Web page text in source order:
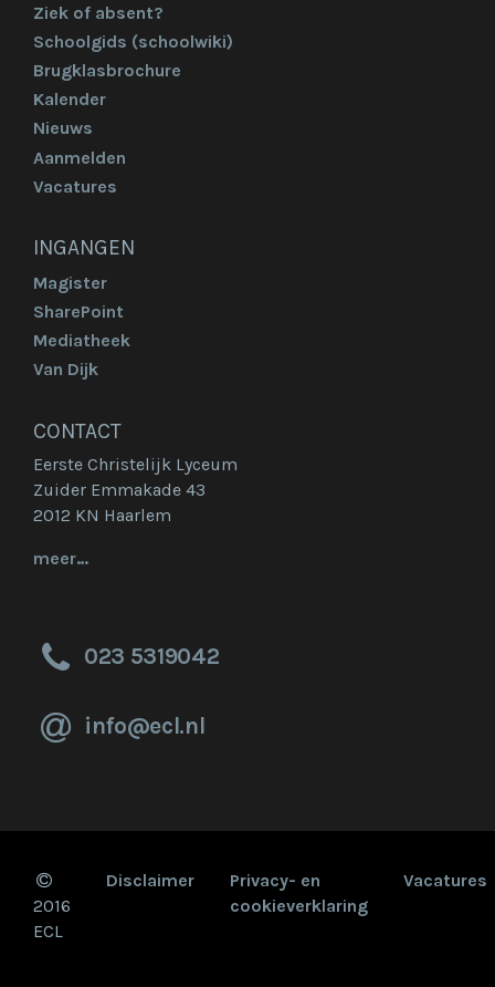
Ziek of absent?
Schoolgids (schoolwiki)
Brugklasbrochure
Kalender
Nieuws
Aanmelden
Vacatures
INGANGEN
Magister
SharePoint
Mediatheek
Van Dijk
CONTACT
Eerste Christelijk Lyceum
Zuider Emmakade 43
2012 KN Haarlem
meer…
023 5319042
info@ecl.nl
2016
ECL
Disclaimer
Privacy- en
cookieverklaring
Vacatures